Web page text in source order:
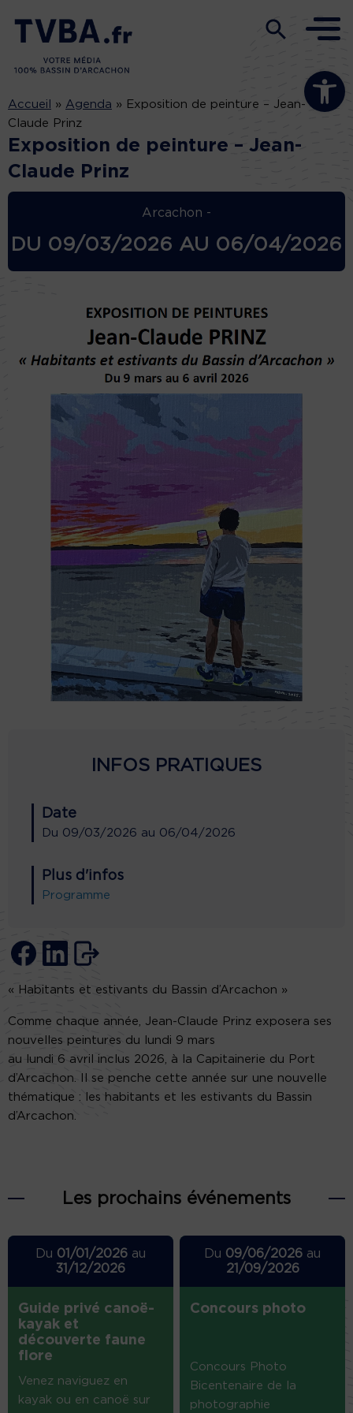
Ouvrir la
Accueil » Agenda » Exposition de peinture – Jean-
Claude Prinz
Exposition de peinture – Jean-
Claude Prinz
Arcachon -
DU 09/03/2026 AU 06/04/2026
INFOS PRATIQUES
Date
Du 09/03/2026 au 06/04/2026
Plus d'infos
Programme
« Habitants et estivants du Bassin d’Arcachon »
Comme chaque année, Jean-Claude Prinz exposera ses
nouvelles peintures du lundi 9 mars
au lundi 6 avril inclus 2026, à la Capitainerie du Port
d’Arcachon. Il se penche cette année sur une nouvelle
thématique : les habitants et les estivants du Bassin
d’Arcachon.
Les prochains événements
Du 01/01/2026au
31/12/2026
Guide privé canoë-
kayak et
découverte faune
flore
Venez naviguez en
kayak ou en canoë sur
Du 09/06/2026 au
21/09/2026
Concours photo
Concours Photo
Bicentenaire de la
photographie